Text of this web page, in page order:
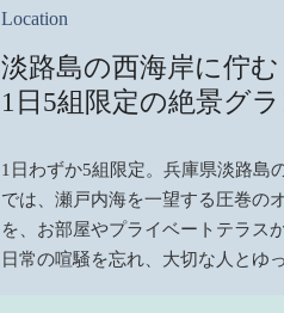
Location
淡路島の西海岸に佇む
1日5組限定の絶景グ
1日わずか5組限定。兵庫県淡路島
では、瀬戸内海を一望する圧巻の
を、お部屋やプライベートテラス
日常の喧騒を忘れ、大切な人とゆ